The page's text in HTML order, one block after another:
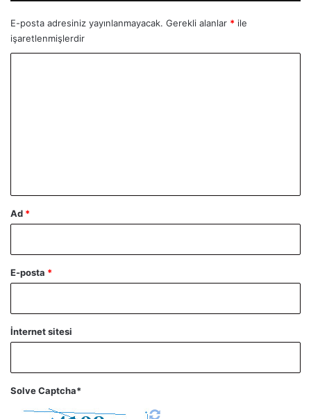
E-posta adresiniz yayınlanmayacak. Gerekli alanlar * ile
işaretlenmişlerdir
Ad *
E-posta *
İnternet sitesi
Solve Captcha*